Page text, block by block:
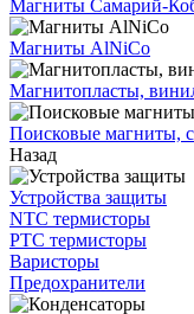
Магниты Самарий-
Магниты AlNiCo
Магнитопласты,
Поисковые магниты,
Назад
Устройства защиты
NTC термисторы
PTC термисторы
Варисторы
Предохранители